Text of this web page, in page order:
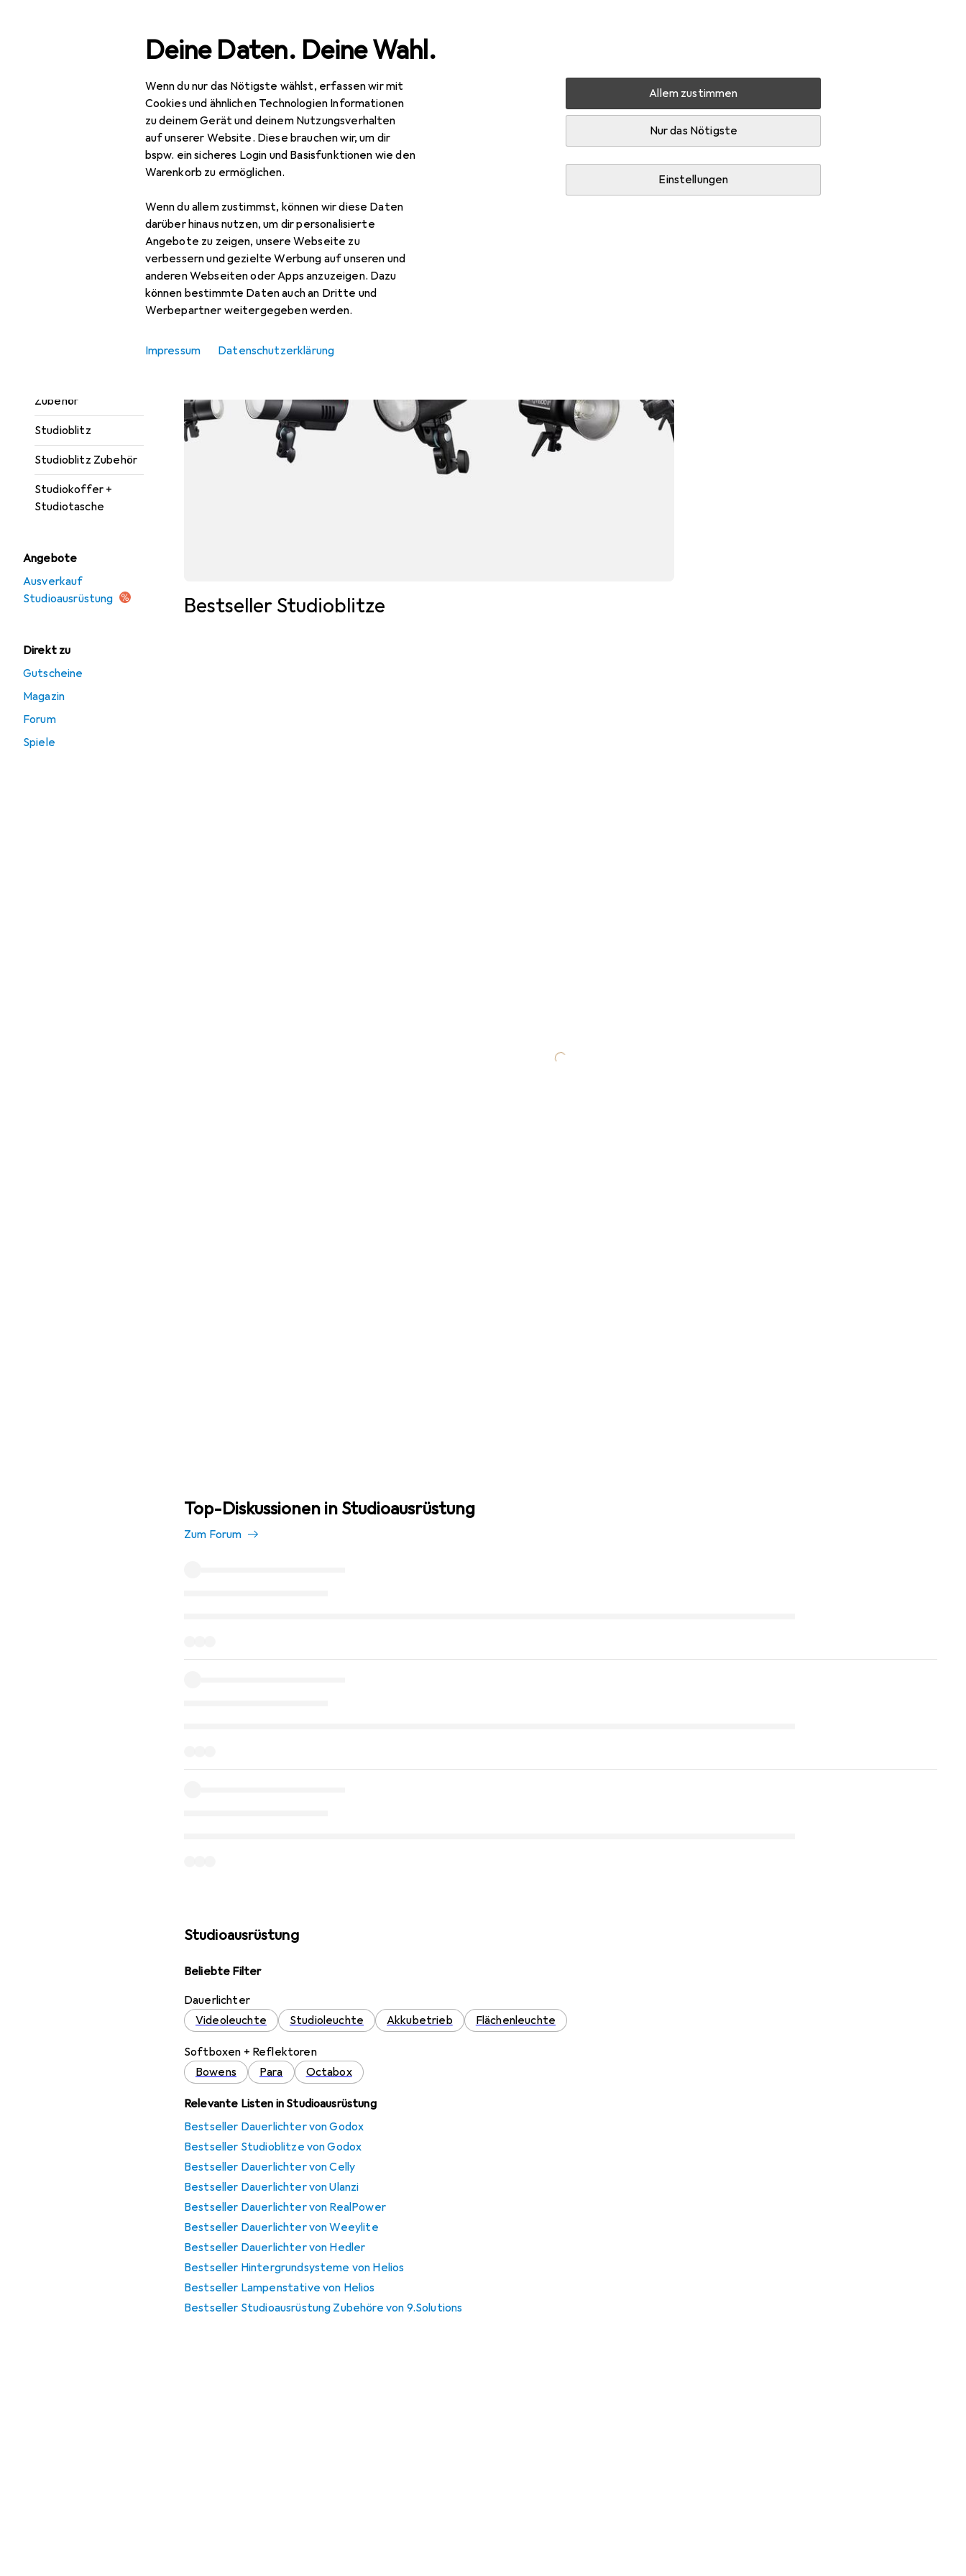
Deine Daten. Deine Wahl.
Wenn du nur das Nötigste wählst, erfassen wir mit
Cookies und ähnlichen Technologien Informationen
zu deinem Gerät und deinem Nutzungsverhalten
auf unserer Website. Diese brauchen wir, um dir
bspw. ein sicheres Login und Basisfunktionen wie den
Warenkorb zu ermöglichen.
Wenn du allem zustimmst, können wir diese Daten
darüber hinaus nutzen, um dir personalisierte
Angebote zu zeigen, unsere Webseite zu
verbessern und gezielte Werbung auf unseren und
anderen Webseiten oder Apps anzuzeigen. Dazu
können bestimmte Daten auch an Dritte und
Werbepartner weitergegeben werden.
Allem zustimmen
Nur das Nötigste
Einstellungen
Impressum Datenschutzerklärung
Navigation nach Kategorien
Zubehör
Studioblitz
Studioblitz Zubehör
Studiokoffer +
Studiotasche
Angebote
Ausverkauf
Studioausrüstung
Direkt zu
Gutscheine
Magazin
Forum
Spiele
Gesamtsortiment IT + Multimedia Foto + Video
Studioausrüstung
Bestseller
Bestseller Studioblitze
Top-Diskussionen in Studioausrüstung
Zum Forum
Studioausrüstung
Beliebte Filter
Dauerlichter
Videoleuchte
Studioleuchte Akkubetrieb Flächenleuchte
Softboxen + Reflektoren
Bowens
Para Octabox
Relevante Listen in Studioausrüstung
Bestseller Dauerlichter von Godox
Bestseller Studioblitze von Godox
Bestseller Dauerlichter von Celly
Bestseller Dauerlichter von Ulanzi
Bestseller Dauerlichter von RealPower
Bestseller Dauerlichter von Weeylite
Bestseller Dauerlichter von Hedler
Bestseller Hintergrundsysteme von Helios
Bestseller Lampenstative von Helios
Bestseller Studioausrüstung Zubehöre von 9.Solutions